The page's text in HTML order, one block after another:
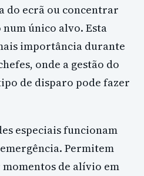
do ecrã ou concentrar
único alvo. Esta
importância durante
onde a gestão do
de disparo pode fazer
especiais funcionam
Permitem
de alívio em